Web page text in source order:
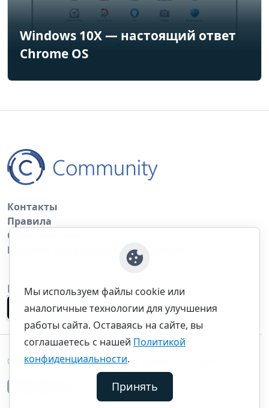
Windows 10X — настоящий ответ
Chrome OS
Контакты
Правила
Обратная связь
Правила копирования материалов
Приложение
©thecommunity.ru 2026. Все права защищены.
Мы используем файлы cookie или
аналогичные технологии для улучшения
работы сайта. Оставаясь на сайте, вы
соглашаетесь с нашей Политикой
конфиденциальности.
Принять